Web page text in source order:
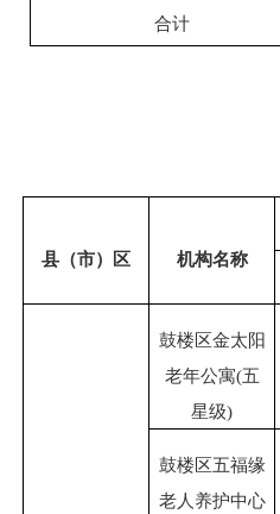
合计
县（市）区 机构名称
鼓楼区金太阳
老年公寓(五
星级)
鼓楼区五福缘
老人养护中心